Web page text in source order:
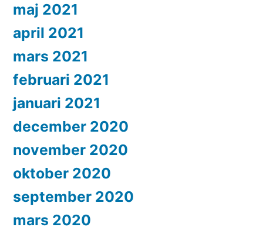
maj 2021
april 2021
mars 2021
februari 2021
januari 2021
december 2020
november 2020
oktober 2020
september 2020
mars 2020